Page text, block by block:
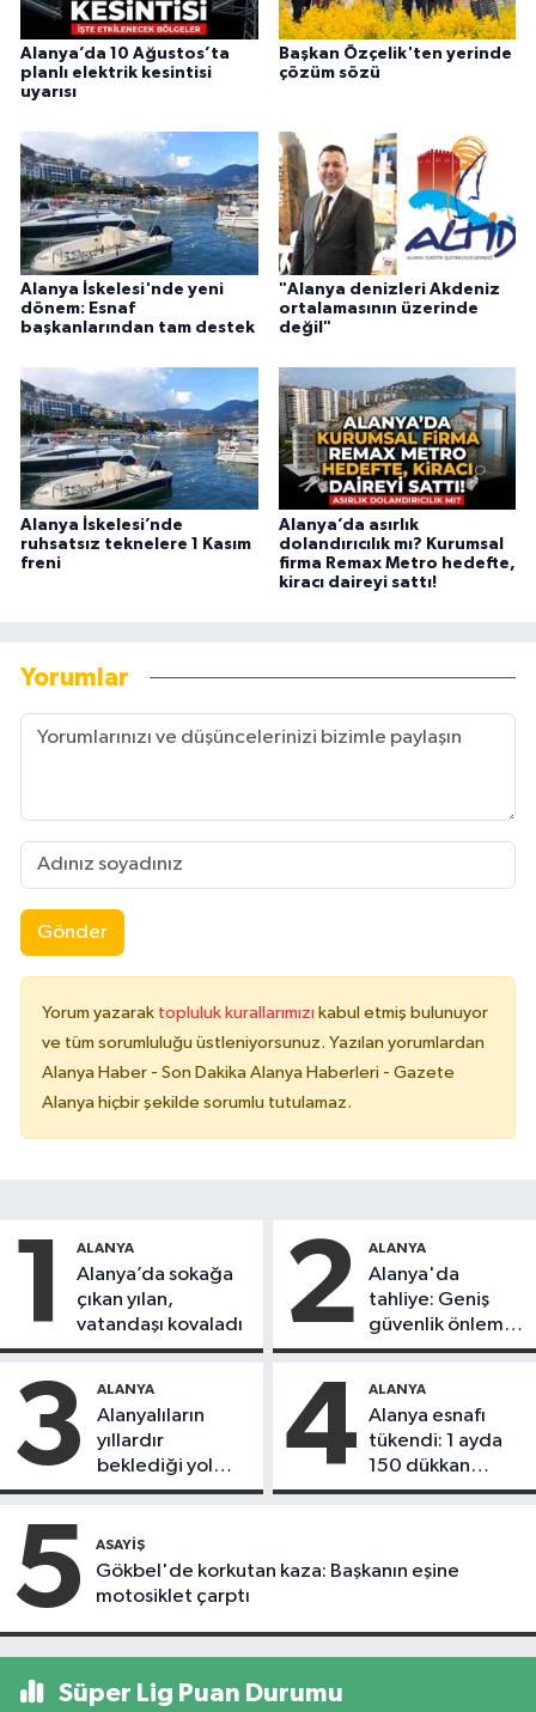
Alanya’da 10 Ağustos’ta
planlı elektrik kesintisi
uyarısı
Başkan Özçelik'ten yerinde
çözüm sözü
Alanya İskelesi'nde yeni
dönem: Esnaf
başkanlarından tam destek
"Alanya denizleri Akdeniz
ortalamasının üzerinde
değil"
Alanya İskelesi’nde
ruhsatsız teknelere 1 Kasım
freni
Alanya’da asırlık
dolandırıcılık mı? Kurumsal
firma Remax Metro hedefte,
kiracı daireyi sattı!
Yorumlar
Gönder
Yorum yazarak topluluk kurallarımızı kabul etmiş bulunuyor
ve tüm sorumluluğu üstleniyorsunuz. Yazılan yorumlardan
Alanya Haber - Son Dakika Alanya Haberleri - Gazete
Alanya hiçbir şekilde sorumlu tutulamaz.
1 ALANYA
Alanya’da sokağa
çıkan yılan,
vatandaşı kovaladı
2 ALANYA
Alanya'da
tahliye: Geniş
güvenlik önlemi
alındı
3 ALANYA
Alanyalıların
yıllardır
beklediği yol
askıdan döndü
4 ALANYA
Alanya esnafı
tükendi: 1 ayda
150 dükkan
kapandı
5 ASAYIŞ
Gökbel'de korkutan kaza: Başkanın eşine
motosiklet çarptı
Süper Lig Puan Durumu